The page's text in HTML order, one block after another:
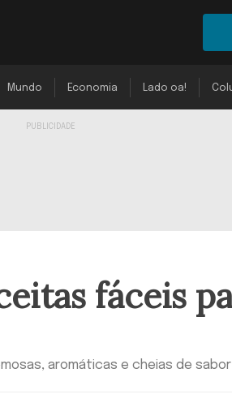
Mundo Economia Lado oa!
fáceis
aromáticas e cheias de sabor